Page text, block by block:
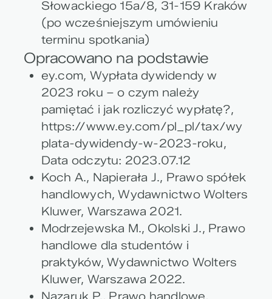
Słowackiego 15a/8, 31-159 Kraków
(po wcześniejszym umówieniu
terminu spotkania)
Opracowano na podstawie
ey.com, Wypłata dywidendy w
2023 roku – o czym należy
pamiętać i jak rozliczyć wypłatę?,
https://www.ey.com/pl_pl/tax/wy
plata-dywidendy-w-2023-roku,
Data odczytu: 2023.07.12
Koch A., Napierała J., Prawo spółek
handlowych, Wydawnictwo Wolters
Kluwer, Warszawa 2021.
Modrzejewska M., Okolski J., Prawo
handlowe dla studentów i
praktyków, Wydawnictwo Wolters
Kluwer, Warszawa 2022.
Nazaruk P., Prawo handlowe,